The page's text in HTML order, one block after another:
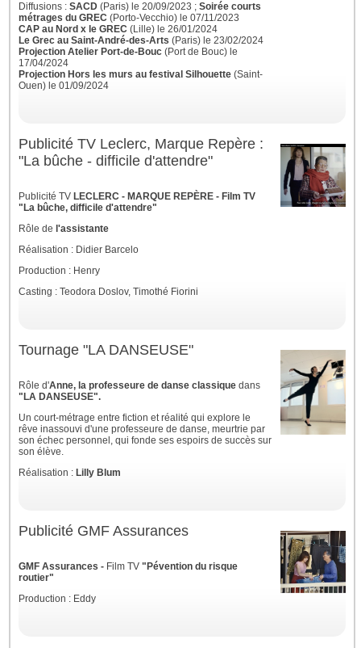
Diffusions :SACD (Paris) le 20/09/2023 ;Soirée courts
métrages du GREC(Porto-Vecchio) le 07/11/2023
CAP au Nord x le GREC (Lille) le 26/01/2024
Le Grec au Saint-André-des-Arts (Paris) le 23/02/2024
Projection Atelier Port-de-Bouc(Port de Bouc) le
17/04/2024
Projection Hors les murs au festival Silhouette (Saint-
Ouen) le 01/09/2024
Publicité TV Leclerc, Marque Repère :
"La bûche - difficile d'attendre"
Publicité TV LECLERC - MARQUE REPÈRE - Film TV
"La bûche, difficile d'attendre"
Rôle de l'assistante
Réalisation : Didier Barcelo
Production : Henry
Casting : Teodora Doslov, Timothé Fiorini
Tournage "LA DANSEUSE"
Rôle d'Anne, la professeure de danse classique dans
"LA DANSEUSE".
Un court-métrage entre fiction et réalité qui explore le
rêve inassouvi d'une professeure de danse, meurtrie par
son échec personnel, qui fonde ses espoirs de succès sur
son élève.
Réalisation : Lilly Blum
Publicité GMF Assurances
GMF Assurances - Film TV "Pévention du risque
routier"
Production : Eddy